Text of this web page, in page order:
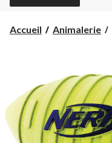
Accueil Animalerie